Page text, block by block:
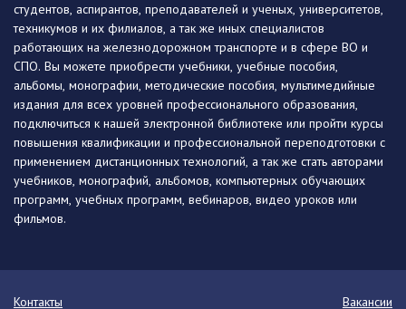
студентов, аспирантов, преподавателей и ученых, университетов,
техникумов и их филиалов, а так же иных специалистов
работающих на железнодорожном транспорте и в сфере ВО и
СПО. Вы можете приобрести учебники, учебные пособия,
альбомы, монографии, методические пособия, мультимедийные
издания для всех уровней профессионального образования,
подключиться к нашей электронной библиотеке или пройти курсы
повышения квалификации и профессиональной переподготовки с
применением дистанционных технологий, а так же стать авторами
учебников, монографий, альбомов, компьютерных обучающих
программ, учебных программ, вебинаров, видео уроков или
фильмов.
Контакты Вакансии